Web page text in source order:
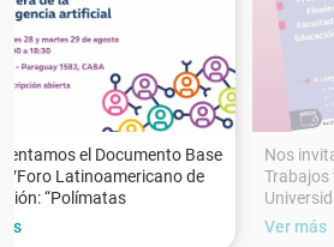
el Documento Base
Latinoamericano de
“Polímatas
Nos
Trabajos
Ver más